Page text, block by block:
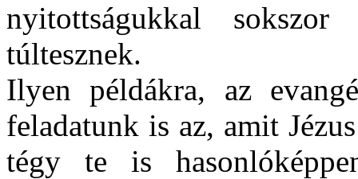
nyitottságukkal
túltesznek.
Ilyen példákra, az
feladatunk is az, amit
tégy te is